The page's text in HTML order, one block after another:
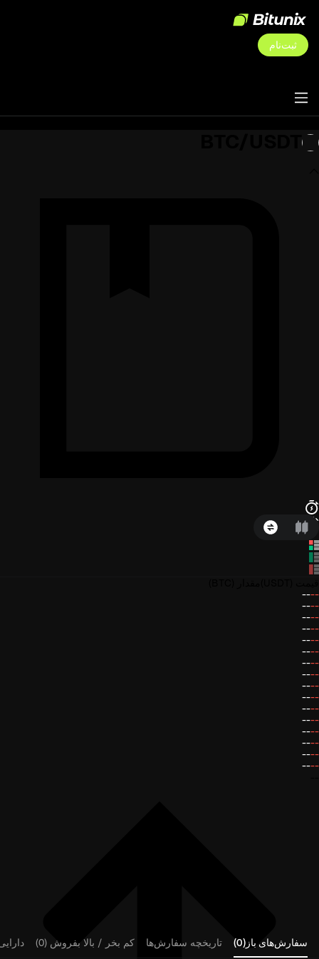
ثبت‌نام
--
--
--
--
--
--
--
--
--
--
--
--
--
--
--
--
--
--
--
--
--
--
--
--
--
--
--
--
--
--
--
--
سفارش‌های باز(0) تاریخچه سفارش‌ها کم بخر / بالا بفروش (0)